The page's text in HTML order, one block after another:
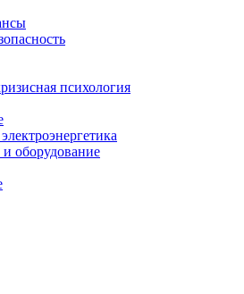
психология
оборудование